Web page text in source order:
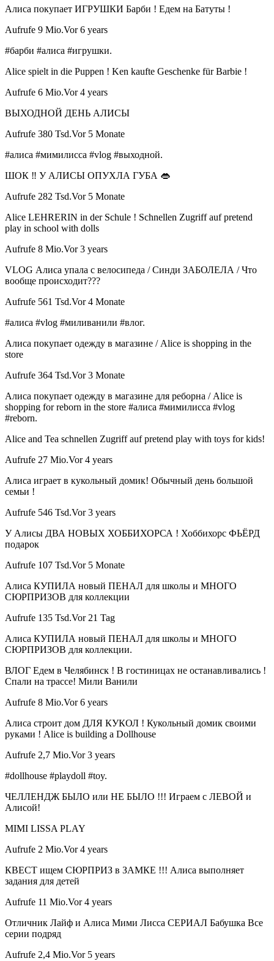
Алиса покупает ИГРУШКИ Барби ! Едем на Батуты !
Aufrufe 9 Mio.Vor 6 years
#барби #алиса #игрушки.
Alice spielt in die Puppen ! Ken kaufte Geschenke für Barbie !
Aufrufe 6 Mio.Vor 4 years
ВЫХОДНОЙ ДЕНЬ АЛИСЫ
Aufrufe 380 Tsd.Vor 5 Monate
#алиса #мимилисса #vlog #выходной.
ШОК ‼️ У АЛИСЫ ОПУХЛА ГУБА 👄
Aufrufe 282 Tsd.Vor 5 Monate
Alice LEHRERIN in der Schule ! Schnellen Zugriff auf pretend
play in school with dolls
Aufrufe 8 Mio.Vor 3 years
VLOG Алиса упала с велосипеда / Синди ЗАБОЛЕЛА / Что
вообще происходит???
Aufrufe 561 Tsd.Vor 4 Monate
#алиса #vlog #миливанили #влог.
Алиса покупает одежду в магазине / Alice is shopping in the
store
Aufrufe 364 Tsd.Vor 3 Monate
Алиса покупает одежду в магазине для реборна / Alice is
shopping for reborn in the store #алиса #мимилисса #vlog
#reborn.
Alice and Tea schnellen Zugriff auf pretend play with toys for kids!
Aufrufe 27 Mio.Vor 4 years
Алиса играет в кукольный домик! Обычный день большой
семьи !
Aufrufe 546 Tsd.Vor 3 years
У Алисы ДВА НОВЫХ ХОББИХОРСА ! Хоббихорс ФЬЁРД
подарок
Aufrufe 107 Tsd.Vor 5 Monate
Алиса КУПИЛА новый ПЕНАЛ для школы и МНОГО
СЮРПРИЗОВ для коллекции
Aufrufe 135 Tsd.Vor 21 Tag
Алиса КУПИЛА новый ПЕНАЛ для школы и МНОГО
СЮРПРИЗОВ для коллекции.
ВЛОГ Едем в Челябинск ! В гостиницах не останавливались !
Спали на трассе! Мили Ванили
Aufrufe 8 Mio.Vor 6 years
Алиса строит дом ДЛЯ КУКОЛ ! Кукольный домик своими
руками ! Alice is building a Dollhouse
Aufrufe 2,7 Mio.Vor 3 years
#dollhouse #playdoll #toy.
ЧЕЛЛЕНДЖ БЫЛО или НЕ БЫЛО !!! Играем с ЛЕВОЙ и
Алисой!
MIMI LISSA PLAY
Aufrufe 2 Mio.Vor 4 years
КВЕСТ ищем СЮРПРИЗ в ЗАМКЕ !!! Алиса выполняет
задания для детей
Aufrufe 11 Mio.Vor 4 years
Отличник Лайф и Алиса Мими Лисса СЕРИАЛ Бабушка Все
серии подряд
Aufrufe 2,4 Mio.Vor 5 years